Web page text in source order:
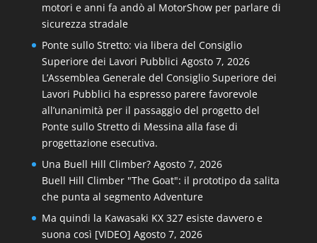
motori e anni fa andò al MotorShow per parlare di
sicurezza stradale
Ponte sullo Stretto: via libera del Consiglio
Superiore dei Lavori Pubblici Agosto 7, 2026
L’Assemblea Generale del Consiglio Superiore dei
Lavori Pubblici ha espresso parere favorevole
all’unanimità per il passaggio del progetto del
Ponte sullo Stretto di Messina alla fase di
progettazione esecutiva.
Una Buell Hill Climber? Agosto 7, 2026
Buell Hill Climber "The Goat": il prototipo da salita
che punta al segmento Adventure
Ma quindi la Kawasaki KX 327 esiste davvero e
suona così [VIDEO] Agosto 7, 2026